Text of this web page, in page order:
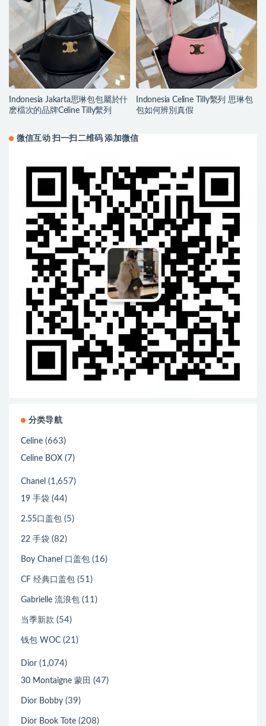
Indonesia Jakarta思琳包包屬於什
麽檔次的品牌Celine Tilly繫列
Indonesia Celine Tilly繫列 思琳包
包如何辨別真假
微信互动 扫一扫二维码 添加微信
分类导航
Celine (663)
Celine BOX (7)
Chanel (1,657)
19 手袋 (44)
2.55口盖包 (5)
22 手袋 (82)
Boy Chanel 口盖包 (16)
CF 经典口盖包 (51)
Gabrielle 流浪包 (11)
当季新款 (54)
钱包 WOC (21)
Dior (1,074)
30 Montaigne 蒙田 (47)
Dior Bobby (39)
Dior Book Tote (208)